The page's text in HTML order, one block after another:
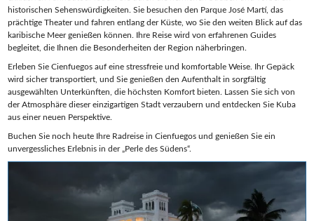
historischen Sehenswürdigkeiten. Sie besuchen den Parque José Martí, das
prächtige Theater und fahren entlang der Küste, wo Sie den weiten Blick auf das
karibische Meer genießen können. Ihre Reise wird von erfahrenen Guides
begleitet, die Ihnen die Besonderheiten der Region näherbringen.
Erleben Sie Cienfuegos auf eine stressfreie und komfortable Weise. Ihr Gepäck
wird sicher transportiert, und Sie genießen den Aufenthalt in sorgfältig
ausgewählten Unterkünften, die höchsten Komfort bieten. Lassen Sie sich von
der Atmosphäre dieser einzigartigen Stadt verzaubern und entdecken Sie Kuba
aus einer neuen Perspektive.
Buchen Sie noch heute Ihre Radreise in Cienfuegos und genießen Sie ein
unvergessliches Erlebnis in der „Perle des Südens“.